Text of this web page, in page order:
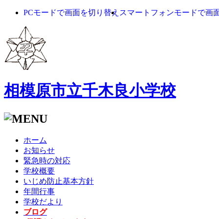
PCモードで画面を切り替え スマートフォンモードで画
相模原市立千木良小学校
ホーム
お知らせ
緊急時の対応
学校概要
いじめ防止基本方針
年間行事
学校だより
ブログ